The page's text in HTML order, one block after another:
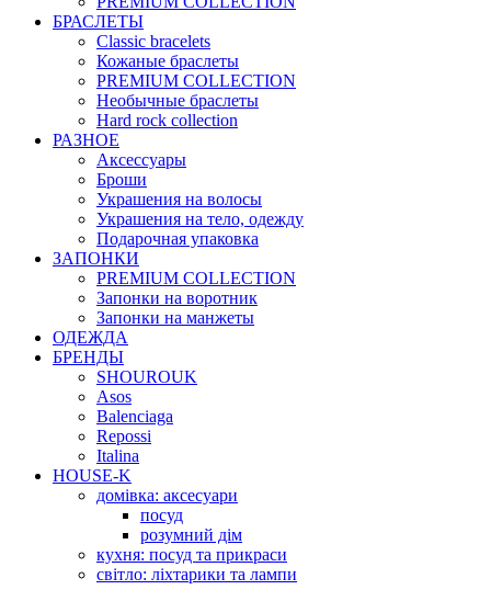
БРАСЛЕТЫ
Classic bracelets
Кожаные браслеты
PREMIUM COLLECTION
Необычные браслеты
Hard rock collection
РАЗНОЕ
Аксессуары
Броши
Украшения на волосы
Украшения на тело, одежду
Подарочная упаковка
ЗАПОНКИ
PREMIUM COLLECTION
Запонки на воротник
Запонки на манжеты
ОДЕЖДА
БРЕНДЫ
SHOUROUK
Asos
Balenciaga
Repossi
Italina
HOUSE-K
домівка: аксесуари
посуд
розумний дім
кухня: посуд та прикраси
світло: ліхтарики та лампи